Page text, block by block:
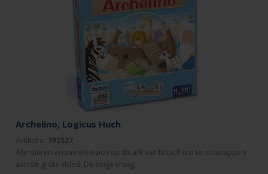
Archelino, Logicus Huch
Artikelnr: 792527
Alle dieren verzamelen zich op de ark van Noach om te ontsnappen
aan de grote vloed. De enige vraag ..